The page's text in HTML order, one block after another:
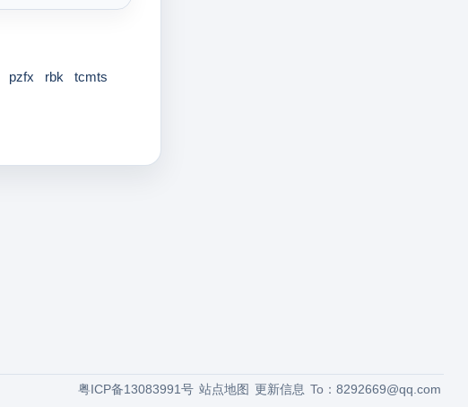
pzfx rbk
tcmts
To：8292669@qq.com
更新信息
站点地图
粤ICP备13083991号